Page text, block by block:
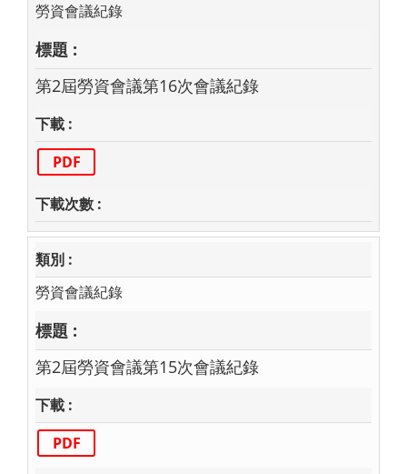
勞資會議紀錄
第2屆勞資會議第16次會議紀錄
PDF
勞資會議紀錄
第2屆勞資會議第15次會議紀錄
PDF